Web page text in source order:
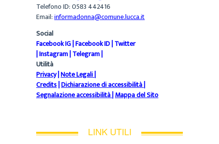
Telefono ID: 0583 442416
Email:informadonna@comune.lucca.it
Social
Facebook IG|Facebook ID|Twitter
|Instagram|Telegram|
Utilità
Privacy|Note Legali|
Credits|Dichiarazione di accessibilità|
Segnalazione accessibilità|Mappa del Sito
LINK UTILI